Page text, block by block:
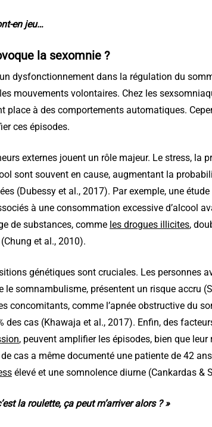
en jeu…
la sexomnie ?
dysfonctionnement dans la régulation du
mouvements volontaires. Chez les
place à des comportements automatiques.
ces épisodes.
externes jouent un rôle majeur. Le stress, la
sont souvent en cause, augmentant la
(Dubessy et al., 2017). Par exemple, une
à une consommation excessive d’alcool
de substances, comme les drogues illicites,
et al., 2010).
génétiques sont cruciales. Les personnes
le somnambulisme, présentent un risque accru
concomitants, comme l’apnée obstructive du
des cas (Khawaja et al., 2017). Enfin, des
, peuvent amplifier les épisodes, bien que
cas a même documenté une patiente de 42
élevé et une somnolence diurne (Cankardas &
la roulette, ça peut m’arriver alors ? »